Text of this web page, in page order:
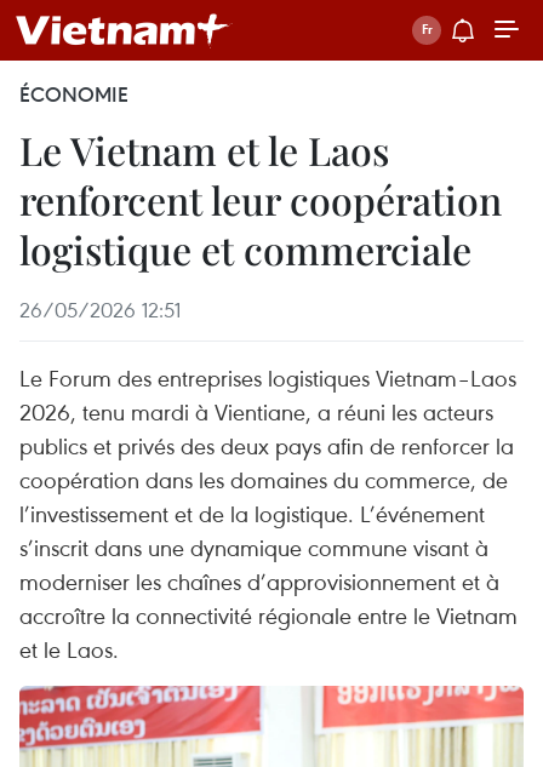
ÉCONOMIE
Le Vietnam et le Laos
renforcent leur coopération
logistique et commerciale
26/05/2026 12:51
Le Forum des entreprises logistiques Vietnam–Laos
2026, tenu mardi à Vientiane, a réuni les acteurs
publics et privés des deux pays afin de renforcer la
coopération dans les domaines du commerce, de
l’investissement et de la logistique. L’événement
s’inscrit dans une dynamique commune visant à
moderniser les chaînes d’approvisionnement et à
accroître la connectivité régionale entre le Vietnam
et le Laos.